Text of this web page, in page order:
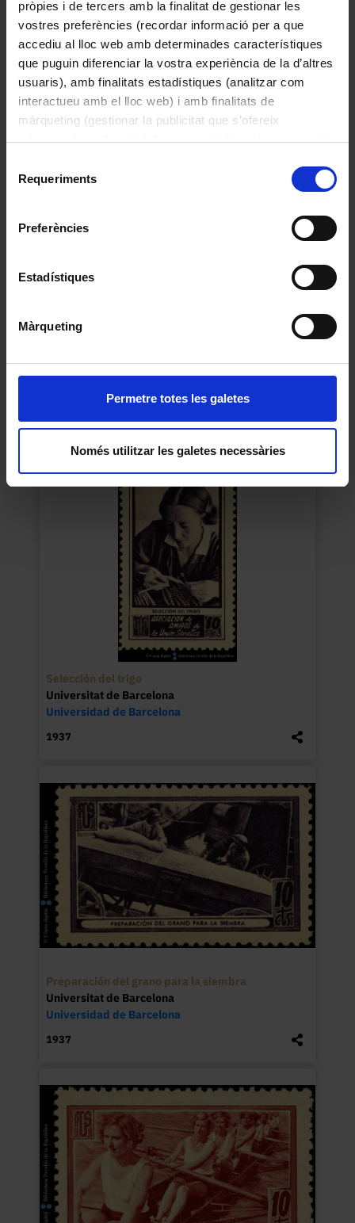
pròpies i de tercers amb la finalitat de gestionar les
vostres preferències (recordar informació per a que
accediu al lloc web amb determinades característiques
que puguin diferenciar la vostra experiència de la d’altres
usuaris), amb finalitats estadístiques (analitzar com
interactueu amb el lloc web) i amb finalitats de
màrqueting (gestionar la publicitat que s’ofereix
adequant-la en funció dels vostres hàbits de navegació).
consultar laPolítica de galetes del lloc web de la
Requeriments
Preferències
Estadístiques
Màrqueting
Permetre totes les galetes
Només utilitzar les galetes necessàries
Pesaje del heno en un koljos
Universitat de Barcelona
Universidad de Barcelona
1937
Sanatorio en Sotchi
Universitat de Barcelona
1937
Selección del trigo
Universitat de Barcelona
Universidad de Barcelona
1937
Preparación del grano para la siembra
Universitat de Barcelona
Universidad de Barcelona
1937